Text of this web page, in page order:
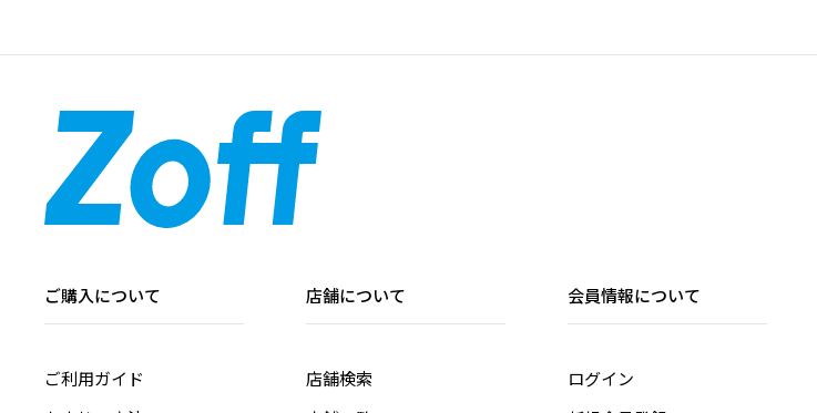
ご購入について
ご利用ガイド
店舗について
店舗検索
会員情報について
ログイン